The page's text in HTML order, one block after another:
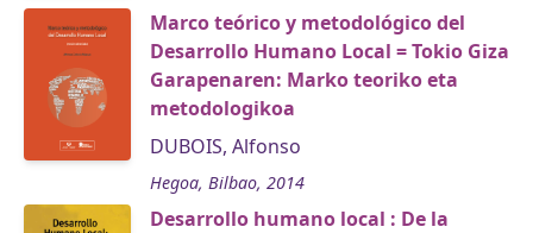
Marco teórico y metodológico del
Desarrollo Humano Local = Tokio Giza
Garapenaren: Marko teoriko eta
metodologikoa
DUBOIS, Alfonso
Hegoa, Bilbao, 2014
Desarrollo humano local : De la